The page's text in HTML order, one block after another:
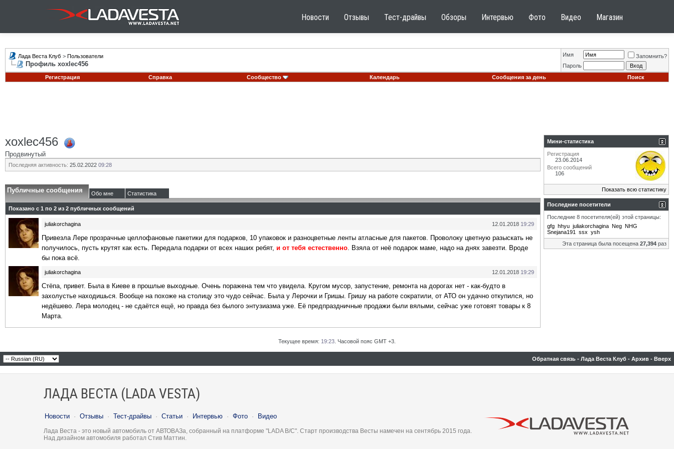
Новости Отзывы Тест-драйвы Обзоры Интервью Фото Видео Магазин
Лада Веста Клуб > Пользователи
Профиль xoxlec456
Имя
Запомнить?
Пароль
Регистрация
Справка Сообщество Календарь Сообщения за день Поиск
xoxlec456
Продвинутый
Последняя активность: 25.02.2022 09:28
Публичные сообщения Обо мне Статистика
Показано с 1 по 2 из 2 публичных сообщений
12.01.2018 19:29
juliakorchagina
Привезла Лере прозрачные целлофановые пакетики для подарков, 10 упаковок и разноцветные ленты атласные для пакетов. Проволоку цветную разыскать не
получилось, пусть крутят как есть. Передала подарки от всех наших ребят, и от тебя естественно. Взяла от неё подарок маме, надо на днях завезти. Вроде
бы пока всё.
12.01.2018 19:29
juliakorchagina
Стёпа, привет. Была в Киеве в прошлые выходные. Очень поражена тем что увидела. Кругом мусор, запустение, ремонта на дорогах нет - как-будто в
захолустье находишься. Вообще на похоже на столицу это чудо сейчас. Была у Лерочки и Гришы. Гришу на работе сократили, от АТО он удачно откупился, но
недёшево. Лера молодец - не сдаётся ещё, но правда без былого энтузиазма уже. Её предпраздничные продажи были вялыми, сейчас уже готовят товары к 8
Марта.
Мини-статистика
Регистрация
23.06.2014
Всего сообщений
106
Показать всю статистику
Последние посетители
Последние 8 посетителя(ей) этой страницы:
gfg hhyu juliakorchagina Neg NHG
Snejana191
ssx ysh
Эта страница была посещена 27,394 раз
Текущее время: 19:23 . Часовой пояс GMT +3.
Обратная связь - Лада Веста Клуб - Архив - Вверх
ЛАДА ВЕСТА (LADA VESTA)
Новости · Отзывы · Тест-драйвы · Статьи · Интервью · Фото · Видео
Лада Веста - это новый автомобиль от АВТОВАЗа, собранный на платформе "LADA B/C". Старт производства Весты намечен на сентябрь 2015 года.
Над дизайном автомобиля работал Стив Маттин.